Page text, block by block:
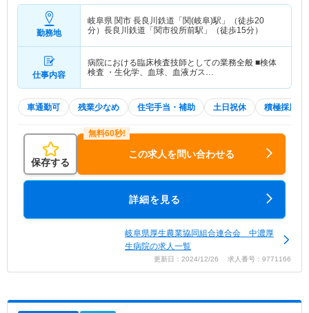
ンター・健診センター・介護相談センター・コスモ
ス訪問看護ステーション
特色
【理念】 ◆患者さんに「安心」を いかなるときも
差別をなくし、人権とプライバシーを尊重します。
十分な説明と納得のいく医療サービスを心がけま
す。快適な環境をととのえ、こころを尽くしてお世
話します。 ◆地域社会に「信頼」を さまざまな機
関との連携をすすめ、開かれた病院をめざします。
救急・予防・リハビリテーションまで地域に必要な
につとめ、高度医療に取り組みます。 ◆あしたに
「希望」を 医療と福祉の実践をとおして生きがい
にみちた生活を支援します。利用者と職員の希望を
はぐくむ職場づくりをすすめます。和を大切にし一
勤務地
岐阜県 関市 長良川鉄道「関(岐阜)駅」（徒歩20
分）長良川鉄道「関市役所前駅」（徒歩15分）
仕事内容
病院における臨床検査技師としての業務全般 ■検体
検査 ・生化学、血球、血液ガス…
車通勤可 残業少なめ 住宅手当・補助 土日祝休 積極採用中
保存する
この求人を問い合わせる
詳細を見る
岐阜県厚生農業協同組合連合会 中濃厚
生病院の求人一覧
更新日：2024/12/26 求人番号：9771166